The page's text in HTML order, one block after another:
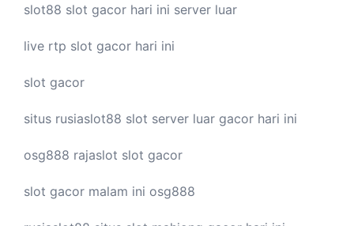
slot88 slot gacor hari ini server luar
live rtp slot gacor hari ini
slot gacor
situs rusiaslot88 slot server luar gacor hari ini
osg888 rajaslot slot gacor
slot gacor malam ini osg888